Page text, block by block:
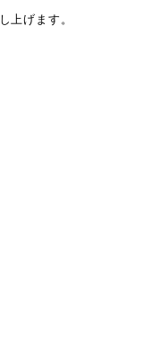
上げます。